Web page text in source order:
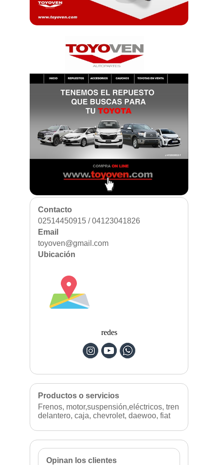
Contacto
02514450915 / 04123041826
Email
toyoven@gmail.com
Ubicación
redes
Productos o servicios
Frenos, motor,suspensión,eléctricos, tren
delantero, caja, chevrolet, daewoo, fiat
Opinan los clientes